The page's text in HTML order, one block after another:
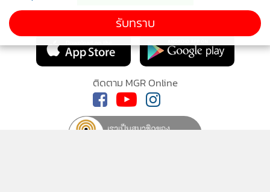
MGR Online Application
ติดตาม MGR Online
รับทราบ